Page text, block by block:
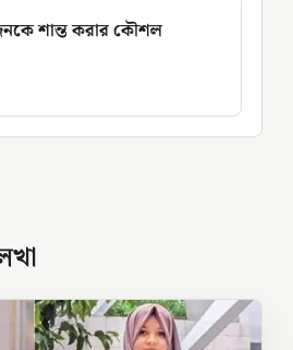
শান্ত করার কৌশল